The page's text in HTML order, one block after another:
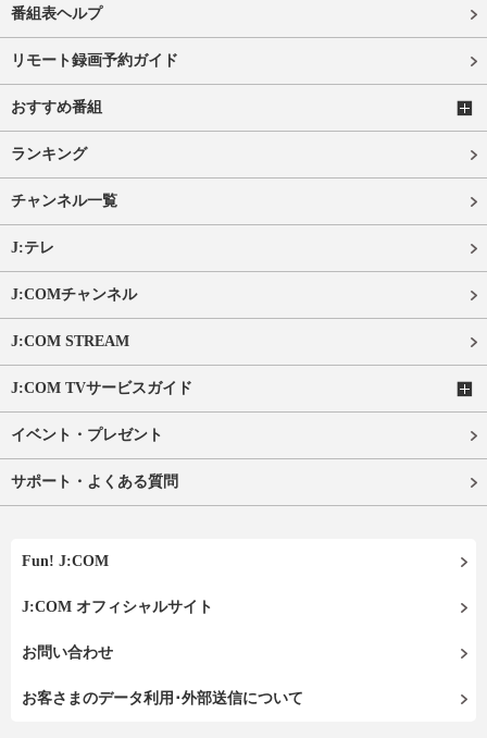
番組表ヘルプ
リモート録画予約ガイド
おすすめ番組
ランキング
チャンネル一覧
J:テレ
J:COMチャンネル
J:COM STREAM
J:COM TVサービスガイド
イベント・プレゼント
サポート・よくある質問
Fun! J:COM
J:COM オフィシャルサイト
お問い合わせ
お客さまのデータ利用･外部送信について